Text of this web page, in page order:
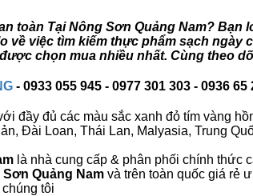
toàn Tại Nông Sơn Quảng Nam?
việc tìm kiếm thực phẩm sạch ngày
chọn mua nhiều nhất. Cùng theo
- 0933 055 945 - 0977 301 303 - 0936 65
đầy đủ các màu sắc xanh đỏ tím vàng
Đài Loan, Thái Lan, Malyasia, Trung
là nhà cung cấp & phân phối chính thức
Sơn Quảng Nam và trên toàn quốc giá rẻ
tôi